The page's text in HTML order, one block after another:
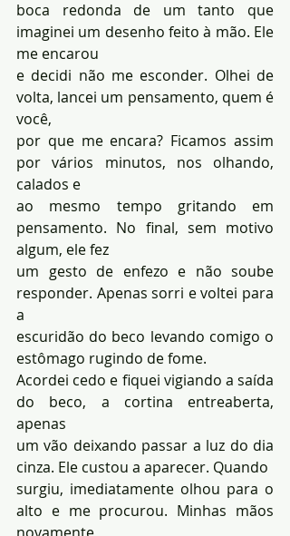
boca redonda de um tanto que
imaginei um desenho feito à mão. Ele
me encarou
e decidi não me esconder. Olhei de
volta, lancei um pensamento, quem é
você,
por que me encara? Ficamos assim
por vários minutos, nos olhando,
calados e
ao mesmo tempo gritando em
pensamento. No final, sem motivo
algum, ele fez
um gesto de enfezo e não soube
responder. Apenas sorri e voltei para
a
escuridão do beco levando comigo o
estômago rugindo de fome.
Acordei cedo e fiquei vigiando a saída
do beco, a cortina entreaberta,
apenas
um vão deixando passar a luz do dia
cinza. Ele custou a aparecer. Quando
surgiu, imediatamente olhou para o
alto e me procurou. Minhas mãos